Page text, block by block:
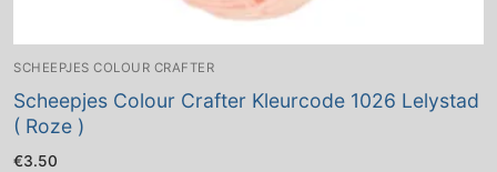
SCHEEPJES COLOUR CRAFTER
Scheepjes Colour Crafter Kleurcode 1026 Lelystad
( Roze )
€3.50